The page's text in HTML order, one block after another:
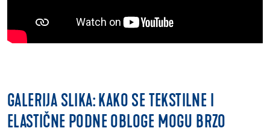
GALERIJA SLIKA: KAKO SE TEKSTILNE I
ELASTIČNE PODNE OBLOGE MOGU BRZO